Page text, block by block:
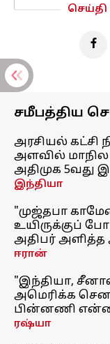
செய்தி
சமீபத்திய
அரசியல் கட்சி
அளவில் மாநில
அதிமுக 5வது
இந்தியா
"முஜ்தபா
உயிருக்குப்
அதிபர் அளித்த
ஈரான்
"இந்தியா,
அமெரிக்க
பின்னணி
ரஷ்யா